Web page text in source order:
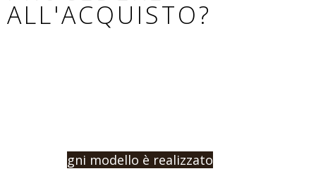
ALL'ACQUISTO?
gni modello è realizzato